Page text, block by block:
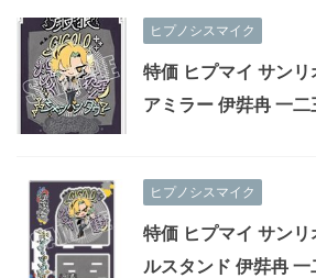
ヒプノシスマイク
特価 ヒプマイ サン
アミラー 伊弉冉 一二
ヒプノシスマイク
特価 ヒプマイ サン
ルスタンド 伊弉冉 一